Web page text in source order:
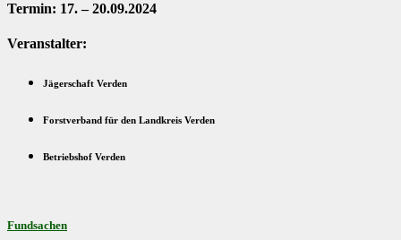
Termin: 17. – 20.09.2024
Veranstalter:
Jägerschaft Verden
Forstverband für den Landkreis Verden
Betriebshof Verden
Fundsachen